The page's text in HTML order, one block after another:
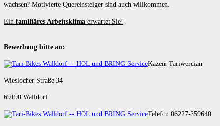
wachsen? Motivierte Quereinsteiger sind auch willkommen.
Ein familiäres Arbeitsklima erwartet Sie!
Bewerbung bitte an:
Kazem Tariwerdian
Wieslocher Straße 34
69190 Walldorf
Telefon 06227-359640